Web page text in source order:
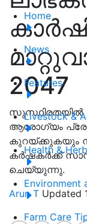
Home
News
Features
Livestock &
Health &
Environment
Farm Care
2047
സുസ്ഥിരതയിൽ
ആരോഗ്യം
കുറയ്ക്കുകയും
കർഷകർക്ക്
ചെയ്യുന്നു.
Arun T Updated